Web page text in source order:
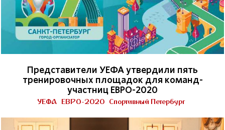
Представители УЕФА утвердили пять
тренировочных площадок для команд-
участниц ЕВРО-2020
УЕФА ЕВРО-2020 Спортивный Петербург